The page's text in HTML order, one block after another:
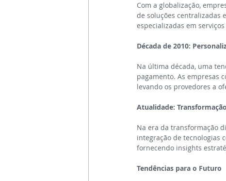
Com a globalização,
de soluções centralizadas
especializadas em
Década de 2010:
Na última década, uma
pagamento. As empresas
levando os provedores a
Atualidade:
Na era da transformação
integração de tecnologias
fornecendo insights
Tendências para o Futuro